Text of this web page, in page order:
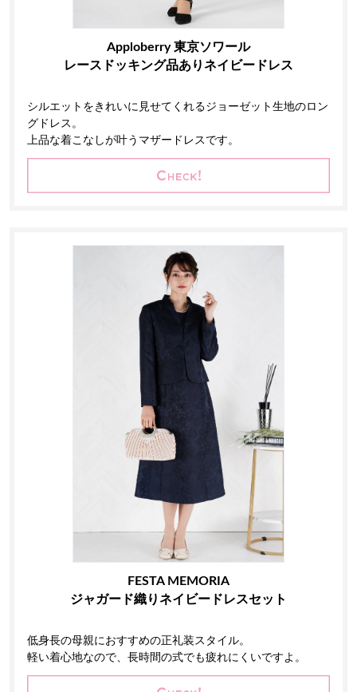
Apploberry 東京ソワール
レースドッキング品ありネイビードレス
シルエットをきれいに見せてくれるジョーゼット生地のロン
グドレス。
上品な着こなしが叶うマザードレスです。
FESTA MEMORIA
ジャガード織りネイビードレスセット
低身長の母親におすすめの正礼装スタイル。
軽い着心地なので、長時間の式でも疲れにくいですよ。